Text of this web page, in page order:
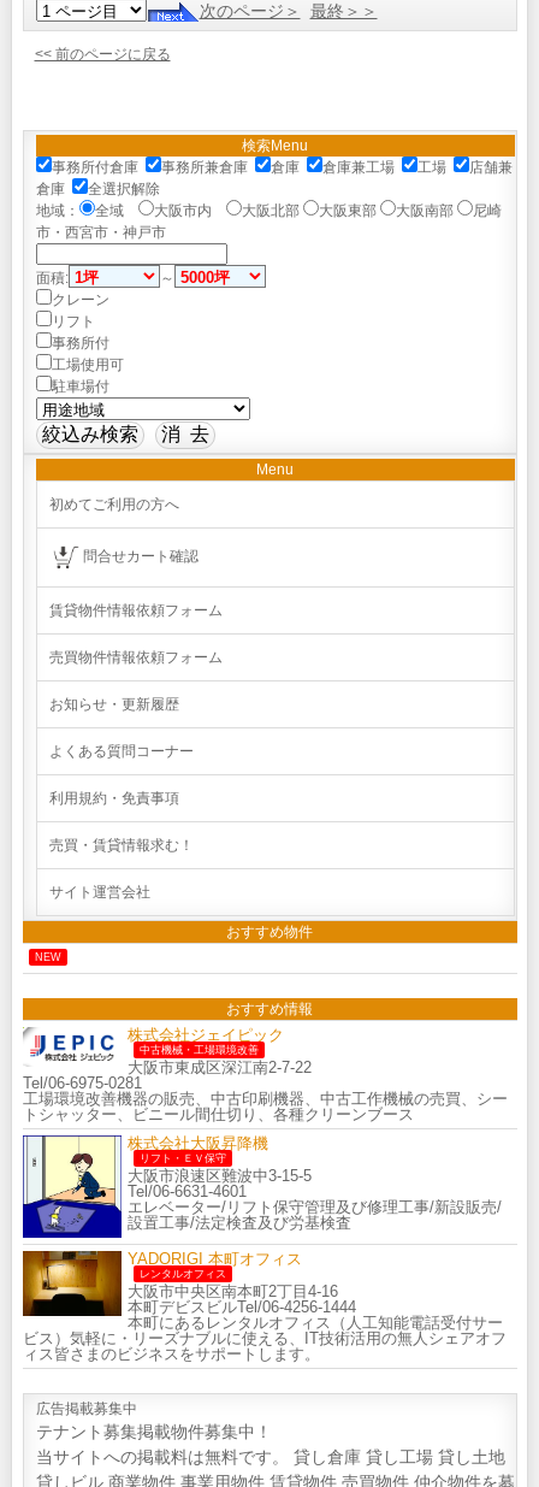
次のページ＞
最終＞＞
<< 前のページに戻る
検索Menu
事務所付倉庫
事務所兼倉庫 倉庫 倉庫兼工場 工場
店舗兼
倉庫
全選択解除
地域：
全域 大阪市内 大阪北部 大阪東部 大阪南部
尼崎
市・西宮市・神戸市
面積:
～
クレーン
リフト
事務所付
工場使用可
駐車場付
Menu
初めてご利用の方へ
問合せカート確認
賃貸物件情報依頼フォーム
売買物件情報依頼フォーム
お知らせ・更新履歴
よくある質問コーナー
利用規約・免責事項
売買・賃貸情報求む！
サイト運営会社
おすすめ物件
NEW
おすすめ情報
株式会社ジェイピック
中古機械・工場環境改善
大阪市東成区深江南2-7-22
Tel/06-6975-0281
工場環境改善機器の販売、中古印刷機器、中古工作機械の売買、シー
トシャッター、ビニール間仕切り、各種クリーンブース
株式会社大阪昇降機
リフト・ＥＶ保守
大阪市浪速区難波中3-15-5
Tel/06-6631-4601
エレベーター/リフト保守管理及び修理工事/新設販売/
設置工事/法定検査及び労基検査
YADORIGI 本町オフィス
レンタルオフィス
大阪市中央区南本町2丁目4-16
本町デビスビルTel/06-4256-1444
本町にあるレンタルオフィス（人工知能電話受付サー
ビス）気軽に・リーズナブルに使える、IT技術活用の無人シェアオフ
ィス皆さまのビジネスをサポートします。
広告掲載募集中
テナント募集掲載物件募集中！
当サイトへの掲載料は無料です。 貸し倉庫 貸し工場 貸し土地
貸しビル 商業物件 事業用物件 賃貸物件 売買物件 仲介物件を募